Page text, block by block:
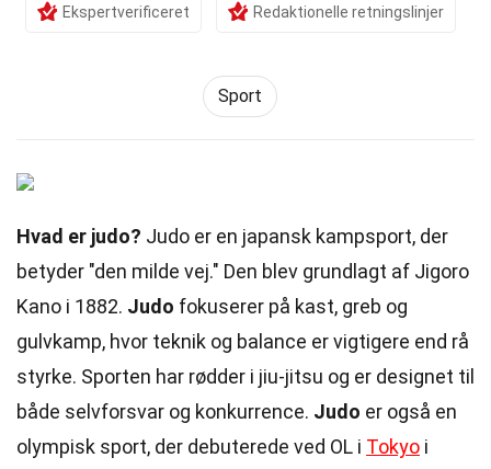
Ekspertverificeret Redaktionelle retningslinjer
Sport
Hvad er judo? Judo er en japansk kampsport, der
betyder "den milde vej." Den blev grundlagt af Jigoro
Kano i 1882. Judo fokuserer på kast, greb og
gulvkamp, hvor teknik og balance er vigtigere end rå
styrke. Sporten har rødder i jiu-jitsu og er designet til
både selvforsvar og konkurrence. Judo er også en
olympisk sport, der debuterede ved OL i Tokyo i